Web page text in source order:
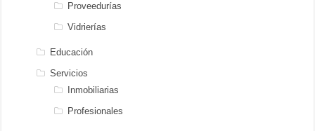
Proveedurías
Vidrierías
Educación
Servicios
Inmobiliarias
Profesionales